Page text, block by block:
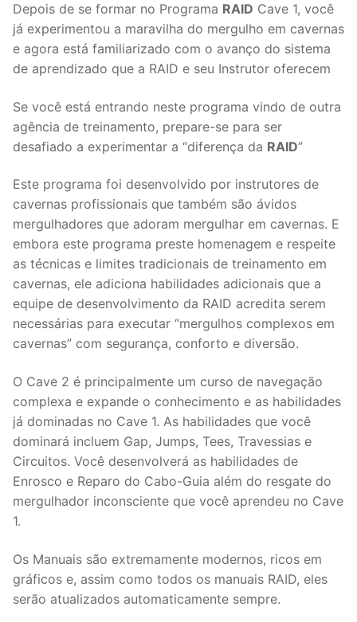
Depois de se formar no Programa RAID Cave 1, você
já experimentou a maravilha do mergulho em cavernas
e agora está familiarizado com o avanço do sistema
de aprendizado que a RAID e seu Instrutor oferecem
Se você está entrando neste programa vindo de outra
agência de treinamento, prepare-se para ser
desafiado a experimentar a “diferença da RAID”
Este programa foi desenvolvido por instrutores de
cavernas profissionais que também são ávidos
mergulhadores que adoram mergulhar em cavernas. E
embora este programa preste homenagem e respeite
as técnicas e limites tradicionais de treinamento em
cavernas, ele adiciona habilidades adicionais que a
equipe de desenvolvimento da RAID acredita serem
necessárias para executar “mergulhos complexos em
cavernas” com segurança, conforto e diversão.
O Cave 2 é principalmente um curso de navegação
complexa e expande o conhecimento e as habilidades
já dominadas no Cave 1. As habilidades que você
dominará incluem Gap, Jumps, Tees, Travessias e
Circuitos. Você desenvolverá as habilidades de
Enrosco e Reparo do Cabo-Guia além do resgate do
mergulhador inconsciente que você aprendeu no Cave
1.
Os Manuais são extremamente modernos, ricos em
gráficos e, assim como todos os manuais RAID, eles
serão atualizados automaticamente sempre.